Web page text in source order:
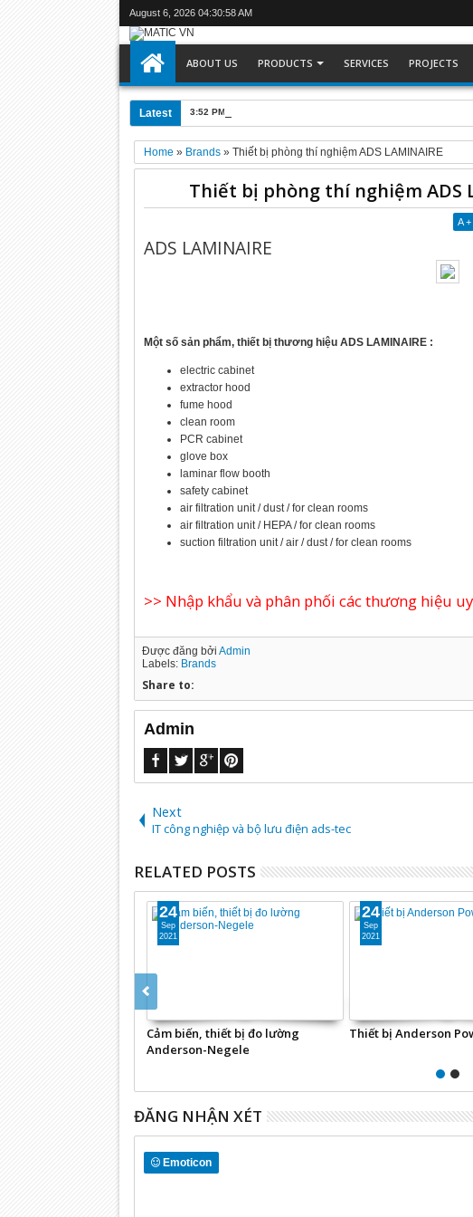
August 6, 2026 04:30:58 AM
ABOUT US PRODUCTS SERVICES PROJECTS
Latest 3:52 PM
Home » Brands» Thiết bị phòng thí nghiệm ADS LAMINAIRE
Thiết bị phòng thí nghiệm ADS
A +
ADS LAMINAIRE
Một số sản phẩm, thiết bị thương hiệu ADS LAMINAIRE :
electric cabinet
extractor hood
fume hood
clean room
PCR cabinet
glove box
laminar flow booth
safety cabinet
air filtration unit / dust / for clean rooms
air filtration unit / HEPA / for clean rooms
suction filtration unit / air / dust / for clean rooms
>> Nhập khẩu và phân phối các thương hiệu
Được đăng bởi Admin
Labels: Brands
Share to:
Admin
Next
IT công nghiệp và bộ lưu điện ads-tec
RELATED POSTS
Cảm biến, thiết bị đo lường
Anderson-Negele
24
Sep
2021
Thiết bị Anderson
24
Sep
2021
ĐĂNG NHẬN XÉT
Emoticon